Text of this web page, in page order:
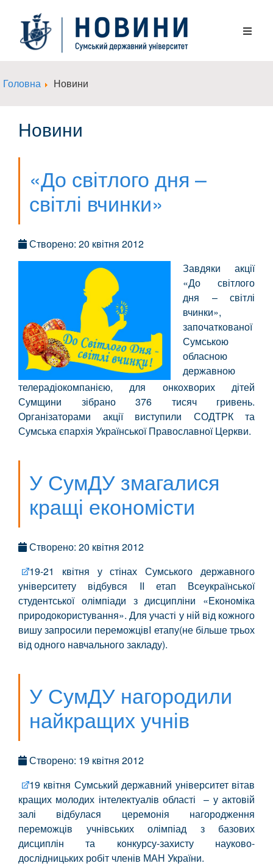
Головна Новини
Новини
«До світлого дня –
світлі вчинки»
Створено: 20 квітня 2012
Завдяки акції
«До світлого
дня – світлі
вчинки»,
започаткованої
Сумською
обласною
державною
телерадіокомпанією, для онкохворих дітей
Сумщини зібрано 376 тисяч гривень.
Організаторами акції виступили СОДТРК та
Сумська єпархія Української Православної Церкви.
У СумДУ змагалися
кращі економісти
Створено: 20 квітня 2012
19-21 квітня у стінах Сумського державного
університету відбувся II етап Всеукраїнської
студентської олімпіади з дисципліни «Економіка
природокористування». Для участі у ній від кожного
вишу запросили переможцівI етапу(не більше трьох
від одного навчального закладу).
У СумДУ нагородили
найкращих учнів
Створено: 19 квітня 2012
19 квітня Сумський державний університет вітав
кращих молодих інтелектуалів області – у актовій
залі відбулася церемонія нагородження
переможців учнівських олімпіад з базових
дисциплін та конкурсу-захисту науково-
дослідницьких робіт членів МАН України.